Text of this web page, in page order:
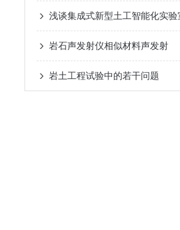
岩石声发射仪相似材料声发射
岩土工程试验中的若干问题